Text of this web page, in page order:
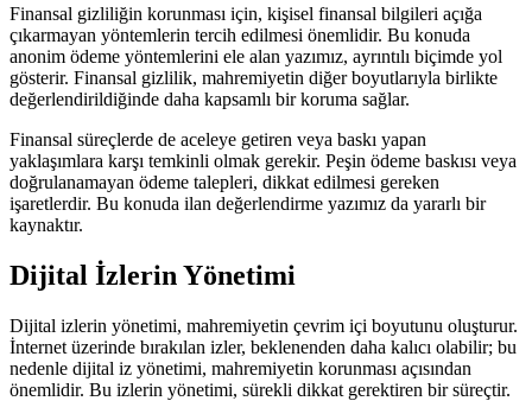
Finansal gizliliğin korunması için, kişisel finansal bilgileri açığa
çıkarmayan yöntemlerin tercih edilmesi önemlidir. Bu konuda
anonim ödeme yöntemlerini ele alan yazımız, ayrıntılı biçimde yol
gösterir. Finansal gizlilik, mahremiyetin diğer boyutlarıyla birlikte
değerlendirildiğinde daha kapsamlı bir koruma sağlar.
Finansal süreçlerde de aceleye getiren veya baskı yapan
yaklaşımlara karşı temkinli olmak gerekir. Peşin ödeme baskısı veya
doğrulanamayan ödeme talepleri, dikkat edilmesi gereken
işaretlerdir. Bu konuda ilan değerlendirme yazımız da yararlı bir
kaynaktır.
Dijital İzlerin Yönetimi
Dijital izlerin yönetimi, mahremiyetin çevrim içi boyutunu oluşturur.
İnternet üzerinde bırakılan izler, beklenenden daha kalıcı olabilir; bu
nedenle dijital iz yönetimi, mahremiyetin korunması açısından
önemlidir. Bu izlerin yönetimi, sürekli dikkat gerektiren bir süreçtir.